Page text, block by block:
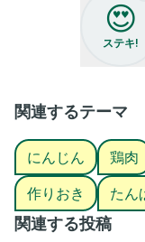
①野菜は粗みじん切り
とやや柔らかくなる
②鶏肉も細かく切って
③水と粉末出汁(出汁
沸騰したら蓋をして3
④調味料を入れ、よく
お好みで刻みネギを入
😍
ステキ!
関連するテーマ
にんじん 鶏肉
作りおき
たん
関連する投稿